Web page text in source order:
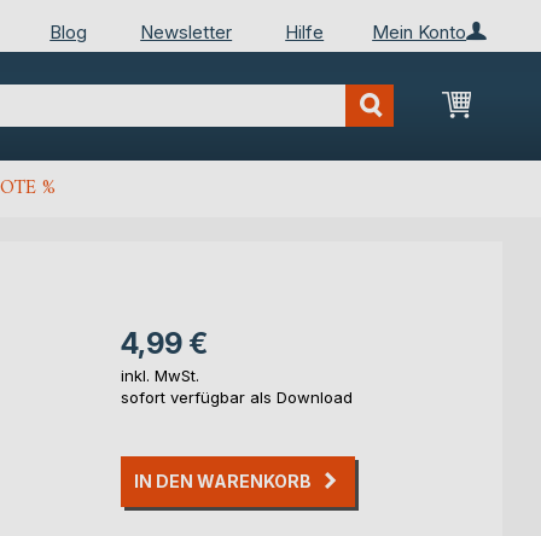
Mein Konto
Blog Newsletter Hilfe
Mein
%
4,99 €
inkl. MwSt.
sofort verfügbar als Download
IN DEN WARENKORB